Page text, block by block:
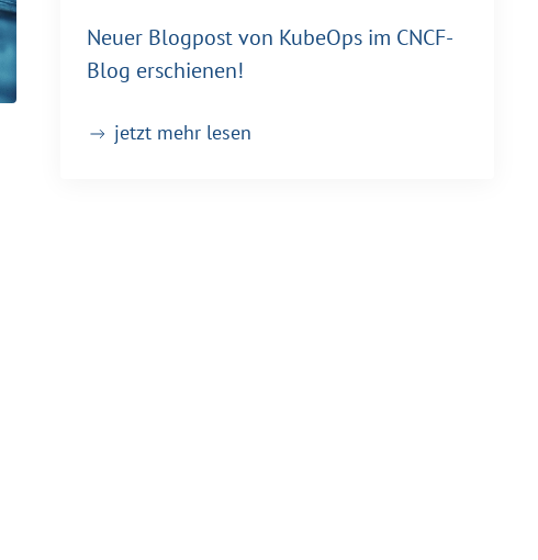
Neuer Blogpost von KubeOps im CNCF-
Blog erschienen!
jetzt mehr lesen